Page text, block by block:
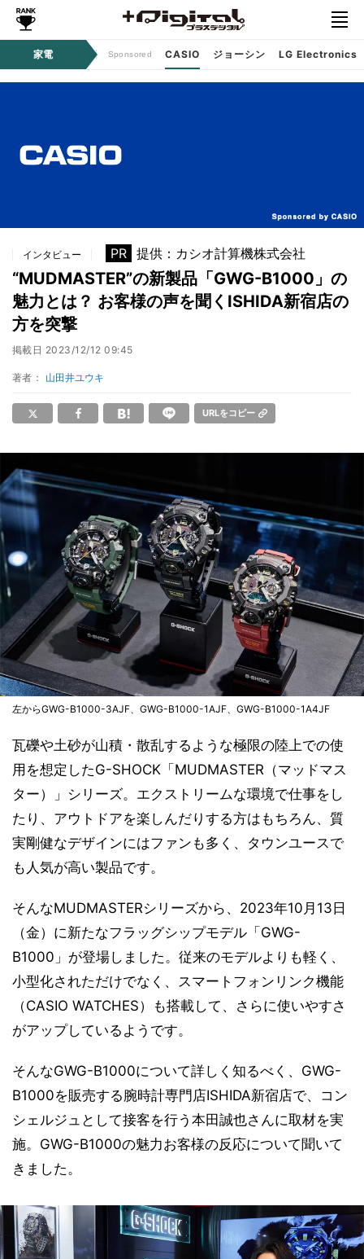
家電
タルコンテンツ Sponsored CASIO ジョーシン LG Electronics
インタビュー PR 提供：カシオ計算機株式会社
“MUDMASTER”の新製品「GWG-B1000」の
魅力とは？ お客様の声を聞くISHIDA新宿店の
方を突撃
掲載日 2023/12/12 09:45
著者： 山田井ユウキ
URLをコピー
左からGWG-B1000-3AJF、GWG-B1000-1AJF、GWG-B1000-1A4JF
瓦礫や土砂が山積・散乱するような極限の陸上での使
用を想定したG-SHOCK「MUDMASTER（マッドマス
ター）」シリーズ。エクストリームな環境で仕事をし
たり、アウトドアを楽しんだりする方はもちろん、質
実剛健なデザインにはファンも多く、タウンユースで
も人気が高い製品です。
そんなMUDMASTERシリーズから、2023年10月13日
（金）に新たなフラッグシップモデル「GWG-
B1000」が登場しました。従来のモデルよりも軽く、
小型化されただけでなく、スマートフォンリンク機能
（CASIO WATCHES）も搭載して、さらに使いやすさ
がアップしているようです。
そんなGWG-B1000について詳しく知るべく、GWG-
B1000を販売する腕時計専門店ISHIDA新宿店で、コン
シェルジュとして接客を行う本田誠也さんに取材を実
施。GWG-B1000の魅力お客様の反応について聞いて
きました。